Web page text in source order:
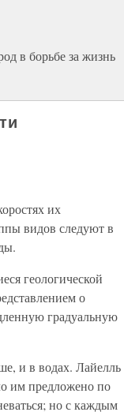
в борьбе за жизнь
их
видов следуют в
геологической
о
градуальную
и в водах. Лайелль
им предложено по
но с каждым